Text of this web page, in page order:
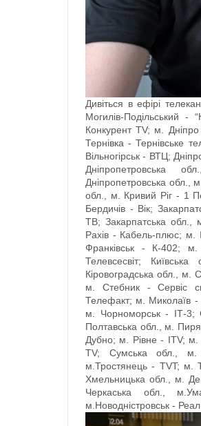
Дивіться в ефірі
Могилів-Подільський -
Конкурент TV; м.
Тернівка - Тернівське
Вільногірськ - ВТЦ;
Днiпропетровська
Дніпропетровська обл.,
обл., м. Кривий Ріг - 1
Бердичів - Вік;
ТВ; Закарпатська обл.,
Рахів - Кабель-плюс; м.
Франківськ - К-402;
Телевсесвіт;
Кіровоградська обл., м.
м. Стебник - Сервіс
Телефакт; м. Миколаїв
м. Чорноморськ - ІТ-3;
Полтавська обл., м.
Дубно; м. Рівне - ITV;
TV; Сумська обл.,
м.Тростянець - TVT; м.
Хмельницька обл., м.
Черкаська обл.,
м.Новодністровськ -